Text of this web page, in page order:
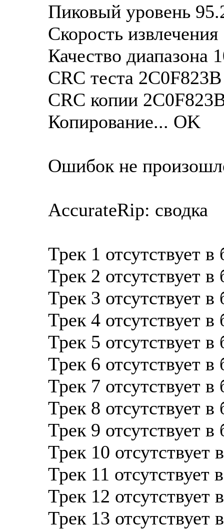
Пиковый уровень
Скорость
Качество диапазона
CRC теста 2C0F823B
CRC копии
Копирование... OK
Ошибок не
AccurateRip: сводка
Трек 1 отсутствует
Трек 2 отсутствует
Трек 3 отсутствует
Трек 4 отсутствует
Трек 5 отсутствует
Трек 6 отсутствует
Трек 7 отсутствует
Трек 8 отсутствует
Трек 9 отсутствует
Трек 10 отсутствует
Трек 11 отсутствует
Трек 12 отсутствует
Трек 13 отсутствует